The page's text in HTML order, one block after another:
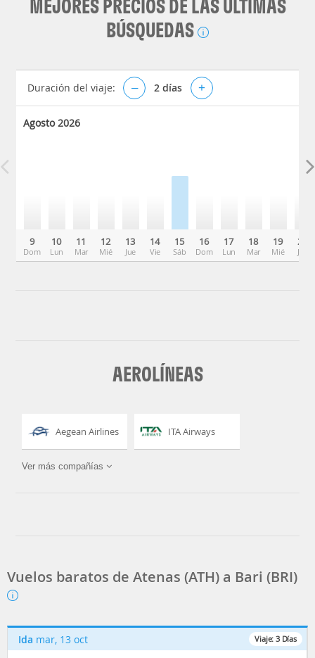
MEJORES PRECIOS DE LAS ÚLTIMAS
BÚSQUEDAS
Duración del viaje: – 2 días +
Agosto 2026
9
Dom
10
Lun
11
Mar
12
Mié
13
Jue
14
Vie
15
Sáb
16
Dom
17
Lun
18
Mar
19
Mié
20
Jue
AEROLÍNEAS
Aegean Airlines ITA Airways
Lufthansa
Ver más compañías
Vuelos baratos de Atenas (ATH) a Bari (BRI)
Viaje: 3 Días
Ida mar, 13 oct